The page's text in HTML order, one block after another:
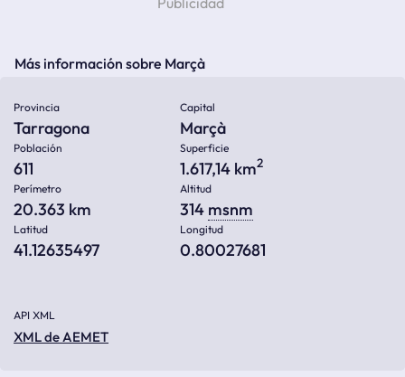
Más información sobre Marçà
Provincia
Tarragona
Capital
Marçà
Población
611
Superficie
1.617,14 km2
Perímetro
20.363 km
Altitud
314 msnm
Latitud
41.12635497
Longitud
0.80027681
API XML
XML de AEMET